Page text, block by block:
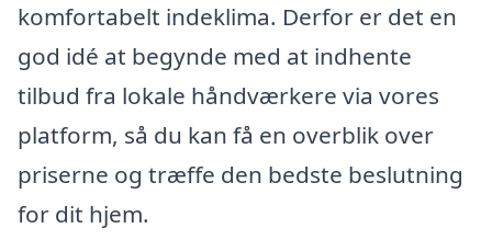
komfortabelt indeklima. Derfor er det en
god idé at begynde med at indhente
tilbud fra lokale håndværkere via vores
platform, så du kan få en overblik over
priserne og træffe den bedste beslutning
for dit hjem.